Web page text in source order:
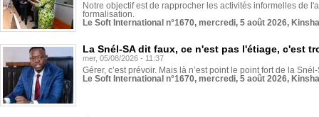
Notre objectif est de rapprocher les activités informelles de
formalisation.
Le Soft International n°1670, mercredi, 5 août 2026,
La Snél-SA dit faux, ce n'est pas l'étiage, c'est
mer, 05/08/2026 - 11:37
Gérer, c’est prévoir. Mais là n’est point le point fort de la
Le Soft International n°1670, mercredi, 5 août 2026,